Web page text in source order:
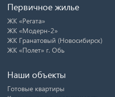
Первичное жилье
ЖК «Регата»
ЖК «Модерн-2»
ЖК Гранатовый (Новосибирск)
ЖК «Полет» г. Обь
Наши объекты
Готовые квартиры